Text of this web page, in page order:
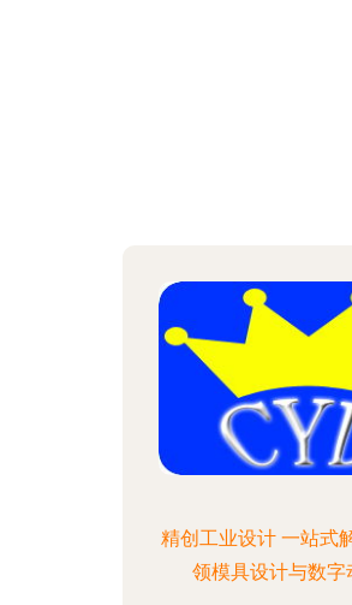
精创工业设计 一站式
领模具设计与数字